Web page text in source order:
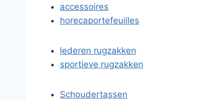
accessoires
horecaportefeuilles
lederen rugzakken
sportieve rugzakken
Schoudertassen